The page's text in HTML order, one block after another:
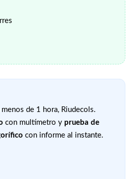
de 1 hora, Riudecols.
con multímetro y prueba de
con informe al instante.